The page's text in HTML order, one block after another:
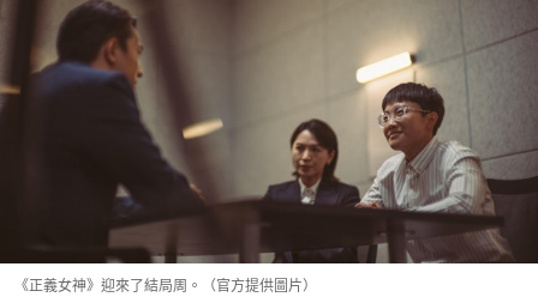
《正義女神》迎來了結局周。（官方提供圖片）